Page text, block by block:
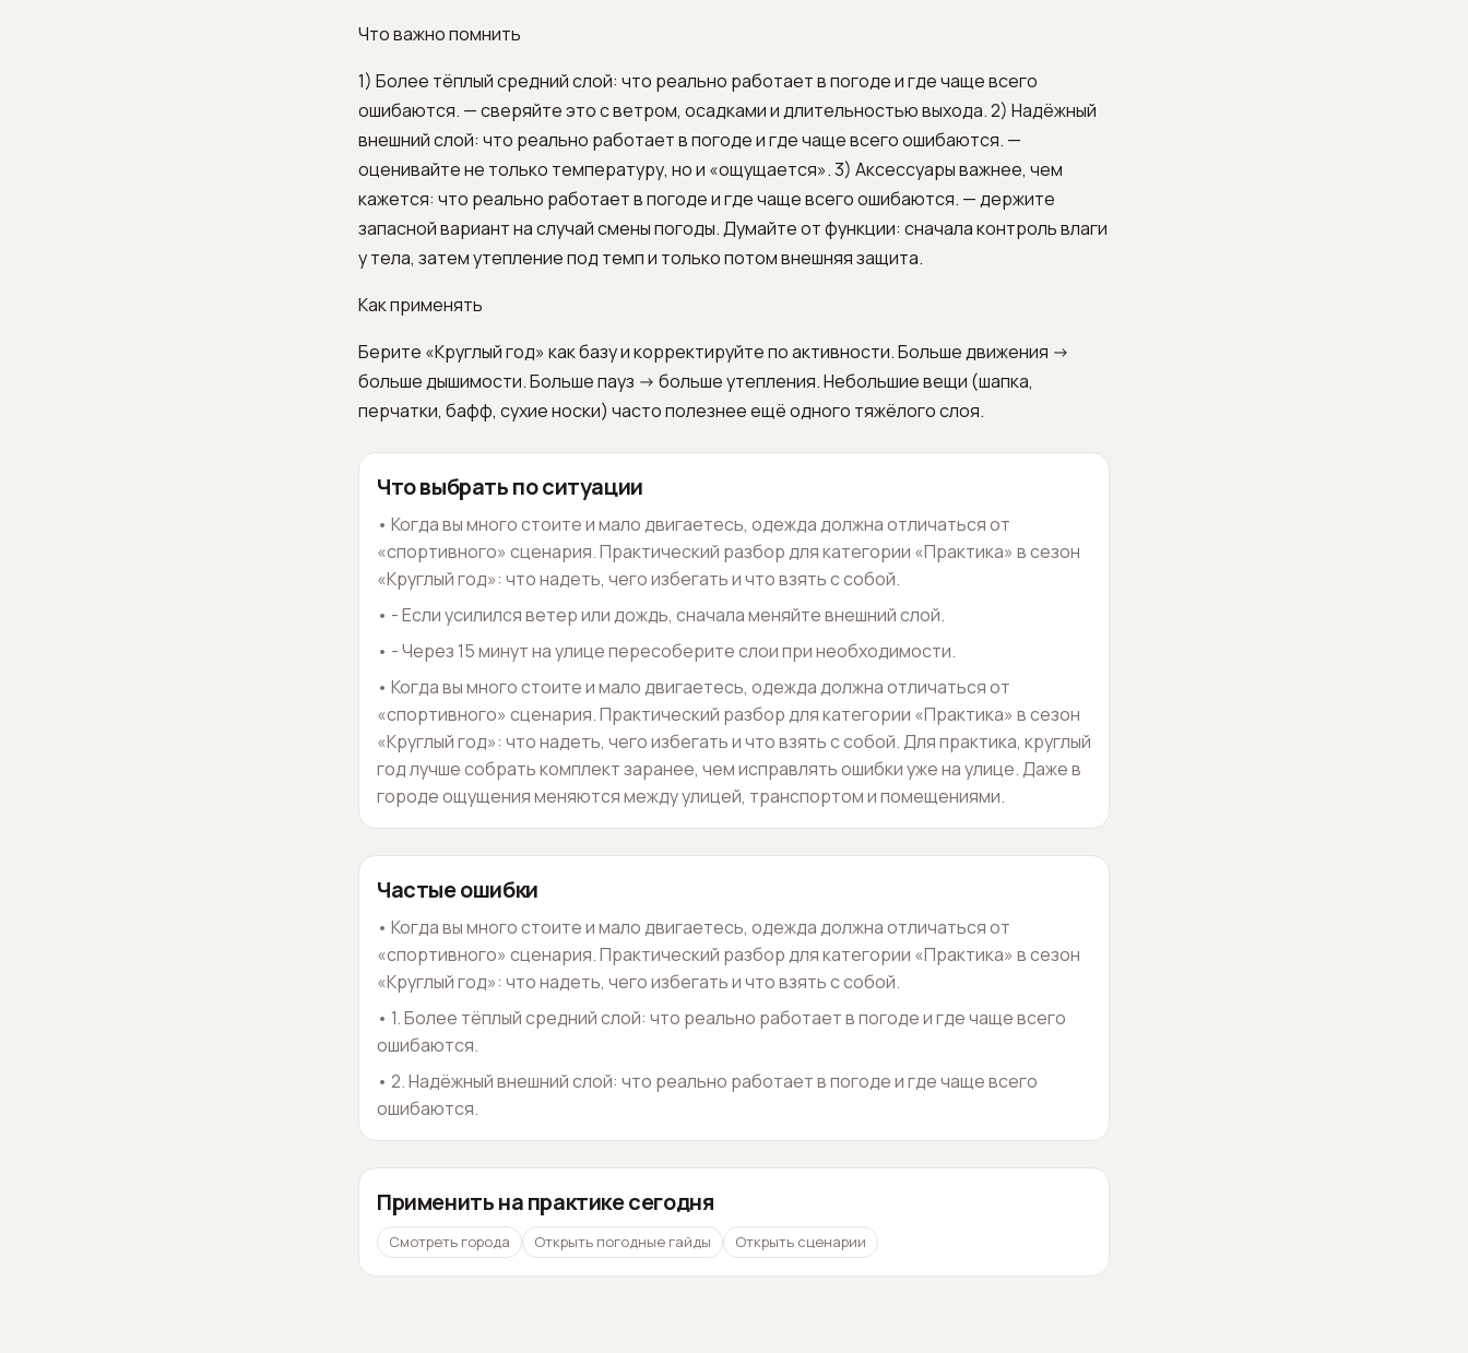
Что важно помнить
1) Более тёплый средний слой: что реально работает в погоде и где чаще всего
ошибаются. — сверяйте это с ветром, осадками и длительностью выхода. 2) Надёжный
внешний слой: что реально работает в погоде и где чаще всего ошибаются. —
оценивайте не только температуру, но и «ощущается». 3) Аксессуары важнее, чем
кажется: что реально работает в погоде и где чаще всего ошибаются. — держите
запасной вариант на случай смены погоды. Думайте от функции: сначала контроль влаги
у тела, затем утепление под темп и только потом внешняя защита.
Как применять
Берите «Круглый год» как базу и корректируйте по активности. Больше движения ->
больше дышимости. Больше пауз -> больше утепления. Небольшие вещи (шапка,
перчатки, бафф, сухие носки) часто полезнее ещё одного тяжёлого слоя.
Что выбрать по ситуации
• Когда вы много стоите и мало двигаетесь, одежда должна отличаться от
«спортивного» сценария. Практический разбор для категории «Практика» в сезон
«Круглый год»: что надеть, чего избегать и что взять с собой.
• - Если усилился ветер или дождь, сначала меняйте внешний слой.
• - Через 15 минут на улице пересоберите слои при необходимости.
• Когда вы много стоите и мало двигаетесь, одежда должна отличаться от
«спортивного» сценария. Практический разбор для категории «Практика» в сезон
«Круглый год»: что надеть, чего избегать и что взять с собой. Для практика, круглый
год лучше собрать комплект заранее, чем исправлять ошибки уже на улице. Даже в
городе ощущения меняются между улицей, транспортом и помещениями.
Частые ошибки
• Когда вы много стоите и мало двигаетесь, одежда должна отличаться от
«спортивного» сценария. Практический разбор для категории «Практика» в сезон
«Круглый год»: что надеть, чего избегать и что взять с собой.
• 1. Более тёплый средний слой: что реально работает в погоде и где чаще всего
ошибаются.
• 2. Надёжный внешний слой: что реально работает в погоде и где чаще всего
ошибаются.
Применить на практике сегодня
Смотреть города Открыть погодные гайды Открыть сценарии